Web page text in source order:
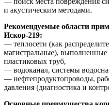
и акустическим методами.
Рекомендуемые области
Искор-219:
— теплосети (как
магистральные),
пластиковых труб,
— водоканал, системы
— нефтепродуктопроводы,
давления (диагностика и